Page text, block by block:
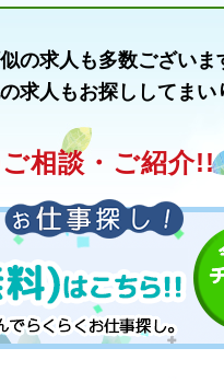
求人も多数ございま
求人もお探ししてまい
相談・ご紹介!!